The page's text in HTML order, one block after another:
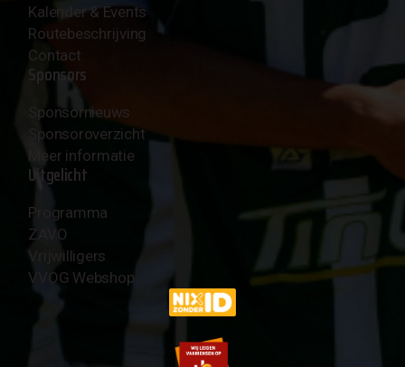
Kalender & Events
Routebeschrijving
Contact
Sponsors
Sponsornieuws
Sponsoroverzicht
Meer informatie
Uitgelicht
Programma
ZAVO
Vrijwilligers
VVOG Webshop